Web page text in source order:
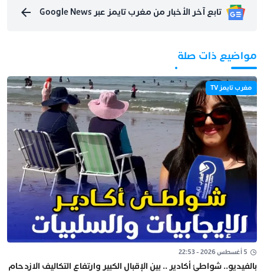
تابع آخر الأخبار من مغرب تايمز عبر Google News
مواضيع ذات صلة
مغرب تايمز TV
5 أغسطس 2026 - 22:53
بالفيديو.. شواطئ أكادير .. بين الإقبال الكبير وارتفاع التكاليف الازدحام